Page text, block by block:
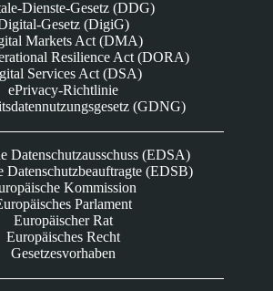
Dienste-Gesetz (DDG)
Gesetz (DigiG)
Markets Act (DMA)
Resilience Act (DORA)
Services Act (DSA)
ePrivacy-Richtlinie
(GDNG)
Datenschutzausschuss (EDSA)
Datenschutzbeauftragte (EDSB)
Kommission
Parlament
Europäischer Rat
Europäisches Recht
Gesetzesvorhaben